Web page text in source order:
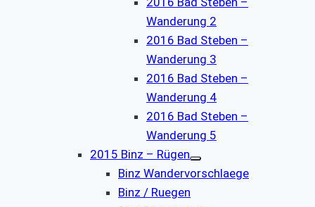
Wanderung 2
2016 Bad Steben –
Wanderung 3
2016 Bad Steben –
Wanderung 4
2016 Bad Steben –
Wanderung 5
2015 Binz – Rügen
Binz Wandervorschlaege
Binz / Ruegen